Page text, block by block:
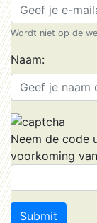
Wordt niet op de
Naam:
Neem de code
voorkoming
Submit